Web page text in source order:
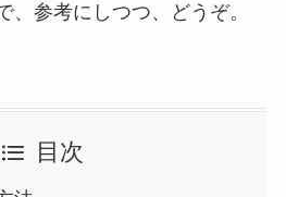
、参考にしつつ、どうぞ。
目次